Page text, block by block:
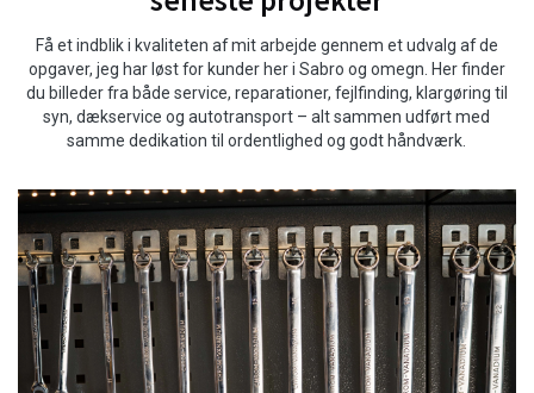
Få et indblik i kvaliteten af mit arbejde gennem et udvalg af de
opgaver, jeg har løst for kunder her i Sabro og omegn. Her finder
du billeder fra både service, reparationer, fejlfinding, klargøring til
syn, dækservice og autotransport – alt sammen udført med
samme dedikation til ordentlighed og godt håndværk.